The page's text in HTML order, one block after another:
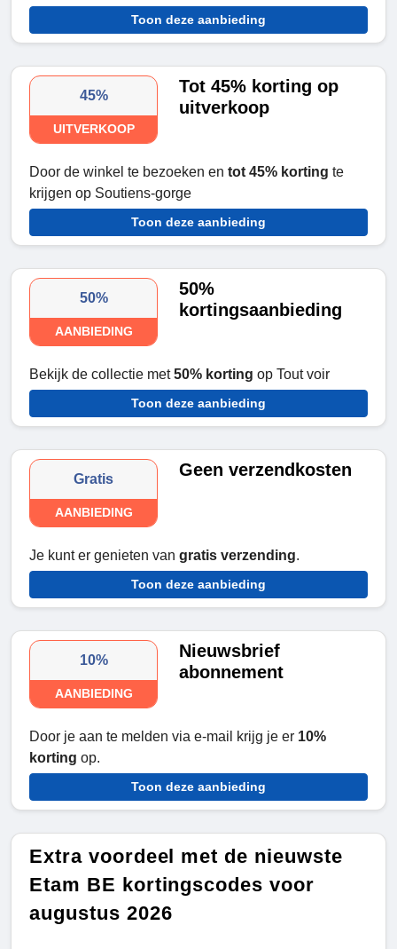
Toon deze aanbieding
45%
UITVERKOOP
Tot 45% korting op
uitverkoop
Door de winkel te bezoeken en tot 45% korting te
krijgen op Soutiens-gorge
Toon deze aanbieding
50%
AANBIEDING
50%
kortingsaanbieding
Bekijk de collectie met50% korting op Tout voir
Toon deze aanbieding
Gratis
AANBIEDING
Geen verzendkosten
Je kunt er genieten van gratis verzending.
Toon deze aanbieding
10%
AANBIEDING
Nieuwsbrief
abonnement
Door je aan te melden via e-mail krijg je er 10%
korting op.
Toon deze aanbieding
Extra voordeel met de nieuwste
Etam BE kortingscodes voor
augustus 2026